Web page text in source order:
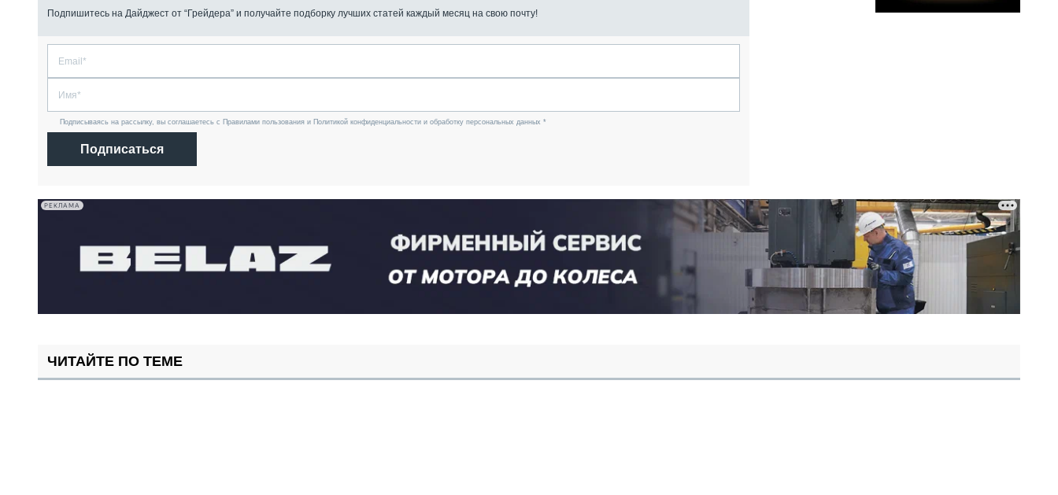
Подпишитесь на Дайджест от “Грейдера” и получайте подборку лучших статей каждый месяц на свою почту!
Подписываясь на рассылку, вы соглашаетесь с Правилами пользования и Политикой конфиденциальности и обработку персональных данных *
Подписаться
РЕКЛАМА
ЧИТАЙТЕ ПО ТЕМЕ